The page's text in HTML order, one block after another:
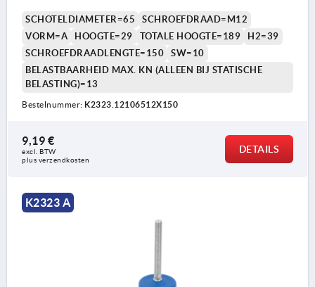
SCHOTELDIAMETER=65
SCHROEFDRAAD=M12
VORM=A
HOOGTE=29 TOTALE HOOGTE=189
H2=39
SCHROEFDRAADLENGTE=150
SW=10
BELASTBAARHEID MAX. KN (ALLEEN BIJ STATISCHE
BELASTING)=13
Bestelnummer: K2323.12106512X150
9,19 €
excl. BTW
plus verzendkosten
DETAILS
K2323 A